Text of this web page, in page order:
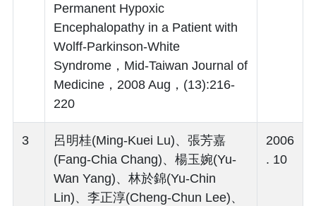
Permanent Hypoxic
Encephalopathy in a Patient with
Wolff-Parkinson-White
Syndrome，Mid-Taiwan Journal of
Medicine，2008 Aug，(13):216-
220
3
呂明桂(Ming-Kuei Lu)、張芳嘉
(Fang-Chia Chang)、楊玉婉(Yu-
Wan Yang)、林於錦(Yu-Chin
Lin)、李正淳(Cheng-Chun Lee)、
2006
. 10